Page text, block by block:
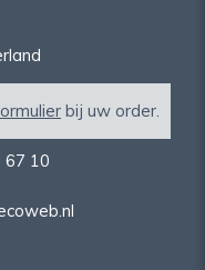
bij uw order.
67 10